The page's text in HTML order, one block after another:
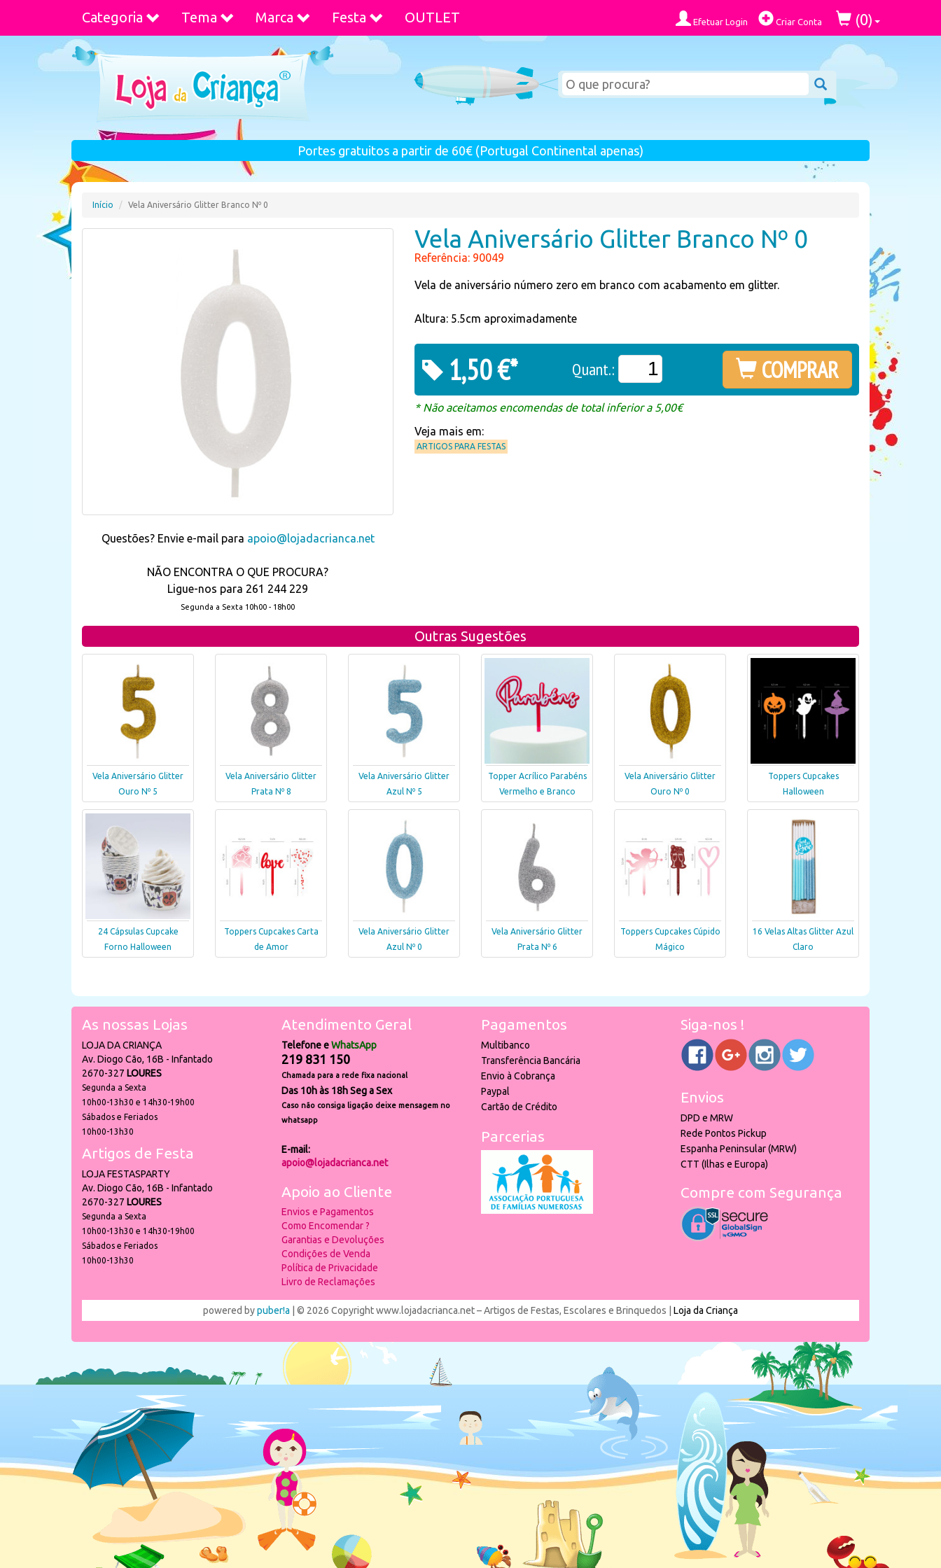
Categoria Tema Marca Festa OUTLET Efetuar Login Criar Conta (0)
Portes gratuitos a partir de 60€ (Portugal Continental apenas)
Início Vela Aniversário Glitter Branco Nº 0
Questões? Envie e-mail para apoio@lojadacrianca.net
NÃO ENCONTRA O QUE PROCURA?
Ligue-nos para 261 244 229
Segunda a Sexta 10h00 - 18h00
Vela Aniversário Glitter Branco Nº 0
Referência: 90049
Vela de aniversário número zero em branco com acabamento em glitter.
Altura: 5.5cm aproximadamente
1,50 €* Quant.: COMPRAR
* Não aceitamos encomendas de total inferior a 5,00€
Veja mais em:
ARTIGOS PARA FESTAS
Outras Sugestões
Vela Aniversário Glitter
Ouro Nº 5
Vela Aniversário Glitter
Prata Nº 8
Vela Aniversário Glitter
Azul Nº 5
Topper Acrílico Parabéns
Vermelho e Branco
Vela Aniversário Glitter
Ouro Nº 0
Toppers Cupcakes
Halloween
24 Cápsulas Cupcake
Forno Halloween
Toppers Cupcakes Carta
de Amor
Vela Aniversário Glitter
Azul Nº 0
Vela Aniversário Glitter
Prata Nº 6
Toppers Cupcakes Cúpido
Mágico
16 Velas Altas Glitter Azul
Claro
As nossas Lojas
LOJA DA CRIANÇA
Av. Diogo Cão, 16B - Infantado
2670-327 LOURES
Segunda a Sexta
10h00-13h30 e 14h30-19h00
Sábados e Feriados
10h00-13h30
Artigos de Festa
LOJA FESTASPARTY
Av. Diogo Cão, 16B - Infantado
2670-327 LOURES
Segunda a Sexta
10h00-13h30 e 14h30-19h00
Sábados e Feriados
10h00-13h30
Atendimento Geral
Telefone eWhatsApp
219 831 150
Chamada para a rede fixa nacional
Das 10h às 18h Seg a Sex
Caso não consiga ligação deixe mensagem no
whatsapp
E-mail:
apoio@lojadacrianca.net
Apoio ao Cliente
Envios e Pagamentos
Como Encomendar ?
Garantias e Devoluções
Condições de Venda
Política de Privacidade
Livro de Reclamações
Pagamentos
Multibanco
Transferência Bancária
Envio à Cobrança
Paypal
Cartão de Crédito
Parcerias
Siga-nos !
Envios
DPD e MRW
Rede Pontos Pickup
Espanha Peninsular (MRW)
CTT (Ilhas e Europa)
Compre com Segurança
powered bypuber!a | © 2026 Copyright www.lojadacrianca.net – Artigos de Festas, Escolares e Brinquedos | Loja da Criança